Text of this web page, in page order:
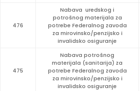
476
Nabava uredskog i
potrošnog materijala za
potrebe Federalnog zavoda
za mirovinsko/penzijsko i
invalidsko osiguranje
475
Nabava potrošnog
materijala (sanitarija) za
potrebe Federalnog zavoda
za mirovinsko/penzijsko i
invalidsko osiguranje